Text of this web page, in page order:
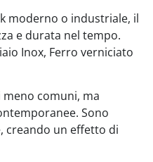
moderno o industriale, il
e durata nel tempo.
Inox, Ferro verniciato
meno comuni, ma
Sono
creando un effetto di